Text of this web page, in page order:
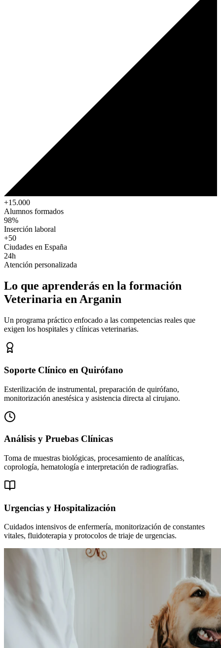
+15.000
Alumnos formados
98%
Inserción laboral
+50
Ciudades en España
24h
Atención personalizada
Lo que aprenderás en la formación
Veterinaria en Arganin
Un programa práctico enfocado a las competencias reales que
exigen los hospitales y clínicas veterinarias.
Soporte Clínico en Quirófano
Esterilización de instrumental, preparación de quirófano,
monitorización anestésica y asistencia directa al cirujano.
Análisis y Pruebas Clínicas
Toma de muestras biológicas, procesamiento de analíticas,
coprología, hematología e interpretación de radiografías.
Urgencias y Hospitalización
Cuidados intensivos de enfermería, monitorización de constantes
vitales, fluidoterapia y protocolos de triaje de urgencias.